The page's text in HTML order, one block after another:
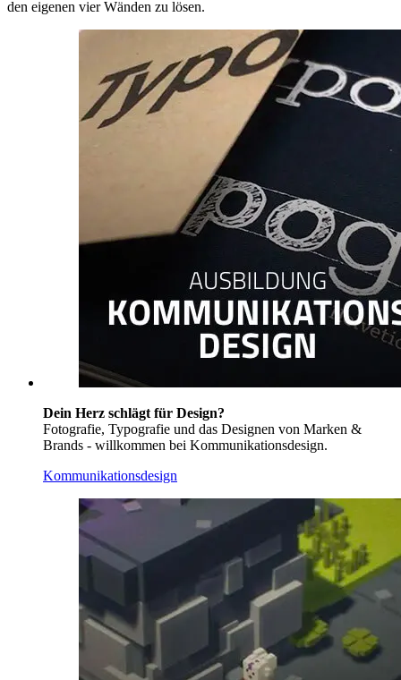
den eigenen vier Wänden zu lösen.
Dein Herz schlägt für Design?
Fotografie, Typografie und das Designen von Marken &
Brands - willkommen bei Kommunikationsdesign.
Kommunikationsdesign